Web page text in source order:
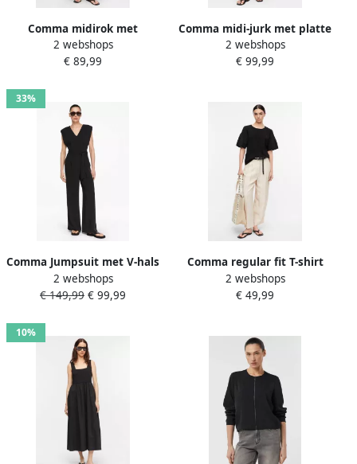
Comma midirok met
smokdetail
2 webshops
€ 89,99
Comma midi-jurk met platte
kraag
2 webshops
€ 99,99
33%
Comma Jumpsuit met V-hals
en strikceintuur
2 webshops
€ 149,99 € 99,99
Comma regular fit T-shirt
met smokdetail
2 webshops
€ 49,99
10%